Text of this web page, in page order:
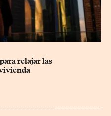
relajar ⁠las